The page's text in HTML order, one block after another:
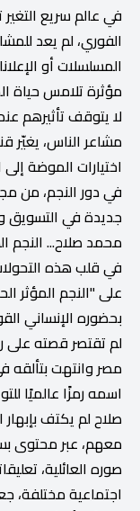
في عالم سريع
الفوري، لم يعد
المسلسلات أو
مؤثرة تلامس حياة
لا يتوقف تأثيرهم
مشاعر الناس، يغيّر
اختيارات الموضة
في دور النجم، من
جديدة في التسويق
محمد صلاح... النجم
في قلب هذه
على "النجم المؤثر
بحضوره الإنساني
لم تقتصر قصته على
مصر وانتهت بتألقه
اسمه رمزًا عالميًا
صلاح لم يكتف
معهم، عبر محتوى
صوره العائلية،
اجتماعية مختلفة،